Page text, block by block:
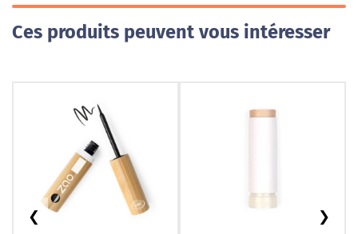
Ces produits peuvent vous intéresser
❮ ❯